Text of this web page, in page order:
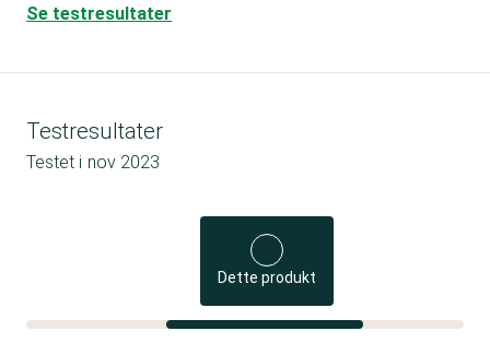
Se testresultater
Testresultater
Testet i nov 2023
Dette produkt